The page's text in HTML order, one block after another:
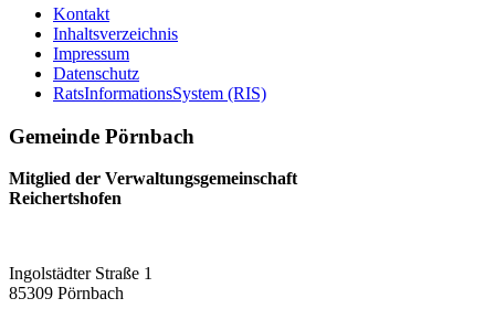
Kontakt
Inhaltsverzeichnis
Impressum
Datenschutz
RatsInformationsSystem (RIS)
Gemeinde Pörnbach
Mitglied der Verwaltungsgemeinschaft
Reichertshofen
Ingolstädter Straße 1
85309 Pörnbach